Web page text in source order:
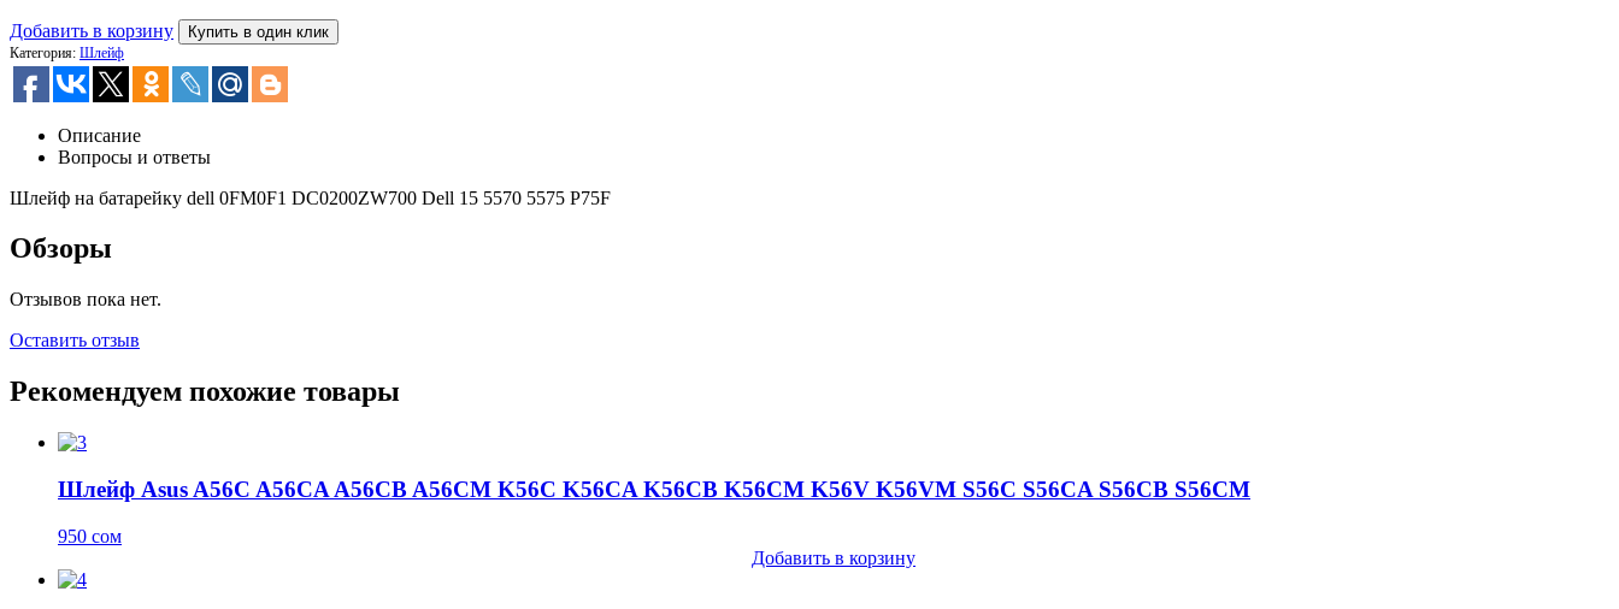
Добавить в корзину Купить в один клик
Категория: Шлейф
Описание
Вопросы и ответы
Шлейф на батарейку dell 0FM0F1 DC0200ZW700 Dell 15 5570 5575 P75F
Обзоры
Отзывов пока нет.
Оставить отзыв
Рекомендуем похожие товары
Шлейф Asus A56C A56CA A56CB A56CM K56C K56CA K56CB K56CM K56V K56VM S56C S56CA S56CB S56CM
950 сом
Добавить в корзину